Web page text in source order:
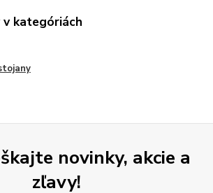
kategóriách
novinky, akcie a
zľavy!